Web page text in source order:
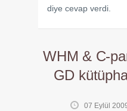
diye cevap verdi.
WHM & C-
GD
07 Eylül